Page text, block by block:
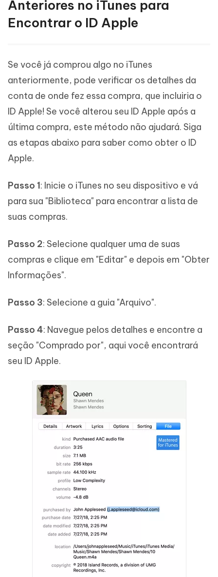
Anteriores no iTunes para
Encontrar o ID Apple
Se você já comprou algo no iTunes
anteriormente, pode verificar os detalhes da
conta de onde fez essa compra, que incluiria o
ID Apple! Se você alterou seu ID Apple após a
última compra, este método não ajudará. Siga
as etapas abaixo para saber como obter o ID
Apple.
Passo 1: Inicie o iTunes no seu dispositivo e vá
para sua "Biblioteca" para encontrar a lista de
suas compras.
Passo 2: Selecione qualquer uma de suas
compras e clique em "Editar" e depois em "Obter
Informações".
Passo 3: Selecione a guia "Arquivo".
Passo 4: Navegue pelos detalhes e encontre a
seção "Comprado por", aqui você encontrará
seu ID Apple.